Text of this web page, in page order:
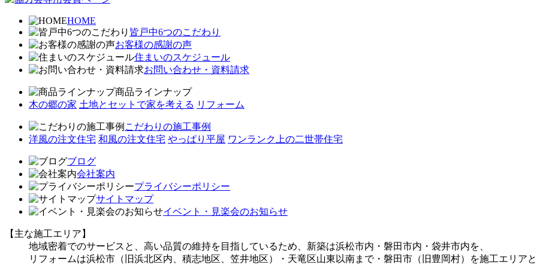
HOME
皆戸中6つのこだわり
お客様の感謝の声
住まいのスケジュール
お問い合わせ・資料請求
商品ラインナップ
木の郷の家 土地とセットで家を考える リフォーム
こだわりの施工事例
洋風の注文住宅 和風の注文住宅 やっぱり平屋 ワンランク上の二世帯住宅
ブログ
会社案内
プライバシーポリシー
サイトマップ
イベント・見楽会のお知らせ
【主な施工エリア】
地域密着でのサービスと、高い品質の維持を目指しているため、新築は浜松市内・磐田市内・袋井市内を、
リフォームは浜松市（旧浜北区内、積志地区、笠井地区）・天竜区山東以南まで・磐田市（旧豊岡村）を施工エリアと